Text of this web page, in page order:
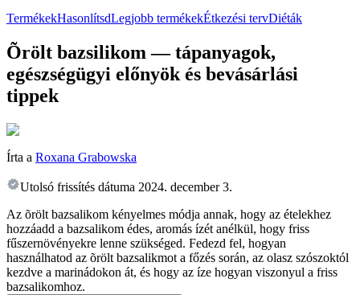
TermékekHasonlítsdLegjobb termékekÉtkezési tervDiéták
Õrölt bazsilikom — tápanyagok,
egészségügyi előnyök és bevásárlási
tippek
Írta a Roxana Grabowska
Utolsó frissítés dátuma 2024. december 3.
Az õrölt bazsalikom kényelmes módja annak, hogy az ételekhez
hozzáadd a bazsalikom édes, aromás ízét anélkül, hogy friss
fűszernövényekre lenne szükséged. Fedezd fel, hogyan
használhatod az õrölt bazsalikmot a főzés során, az olasz szószoktól
kezdve a marinádokon át, és hogy az íze hogyan viszonyul a friss
bazsalikomhoz.